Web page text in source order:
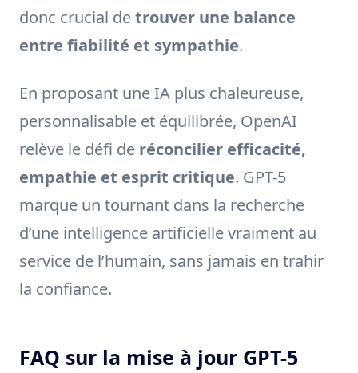
donc crucial detrouver une balance
entre fiabilité et sympathie.
En proposant une IA plus chaleureuse,
personnalisable et équilibrée, OpenAI
relève le défi de réconcilier efficacité,
empathie et esprit critique. GPT-5
marque un tournant dans la recherche
d’une intelligence artificielle vraiment au
service de l’humain, sans jamais en trahir
la confiance.
FAQ sur la mise à jour GPT-5